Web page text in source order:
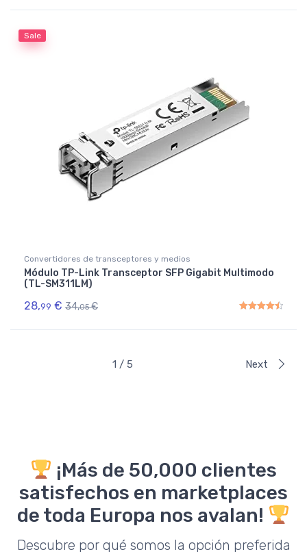
Sale
Convertidores de transceptores y medios
Módulo TP-Link Transceptor SFP Gigabit Multimodo
(TL-SM311LM)
28,99 € 34,05 €
1 / 5 Next
¡Más de 50,000 clientes
satisfechos en marketplaces
de toda Europa nos avalan!
Descubre por qué somos la opción preferida